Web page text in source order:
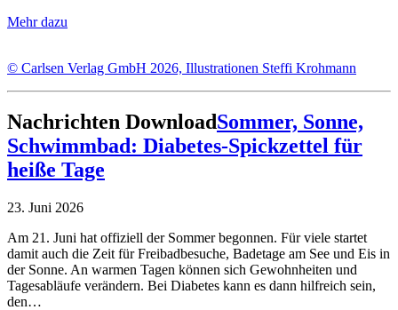
Mehr dazu
© Carlsen Verlag GmbH 2026, Illustrationen Steffi Krohmann
Nachrichten DownloadSommer, Sonne,
Schwimmbad: Diabetes-Spickzettel für
heiße Tage
23. Juni 2026
Am 21. Juni hat offiziell der Sommer begonnen. Für viele startet
damit auch die Zeit für Freibadbesuche, Badetage am See und Eis in
der Sonne. An warmen Tagen können sich Gewohnheiten und
Tagesabläufe verändern. Bei Diabetes kann es dann hilfreich sein,
den…